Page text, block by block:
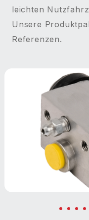
leichten
Unsere
Referenzen.